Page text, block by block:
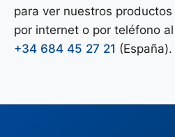
para ver nuestros
por internet o por teléfono
+34 684 45 27 21 (España).